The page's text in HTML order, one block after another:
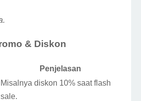
& Diskon
Penjelasan
Misalnya diskon 10% saat flash
sale.